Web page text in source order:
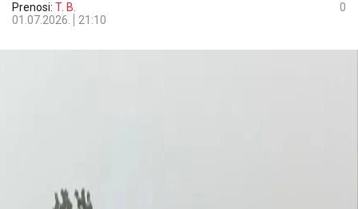
Prenosi: T. B.
01.07.2026.
21:10
0